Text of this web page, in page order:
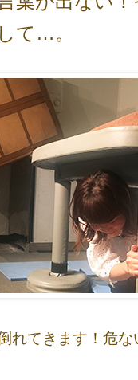
て…。
れてきます！危な